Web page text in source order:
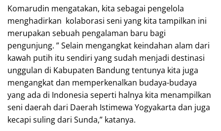
Komarudin mengatakan, kita sebagai pengelola
menghadirkan kolaborasi seni yang kita tampilkan ini
merupakan sebuah pengalaman baru bagi
pengunjung. ” Selain mengangkat keindahan alam dari
kawah putih itu sendiri yang sudah menjadi destinasi
unggulan di Kabupaten Bandung tentunya kita juga
mengangkat dan memperkenalkan budaya-budaya
yang ada di Indonesia seperti halnya kita menampilkan
seni daerah dari Daerah Istimewa Yogyakarta dan juga
kecapi suling dari Sunda,” katanya.